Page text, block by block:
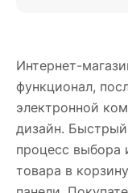
Интернет-
функционал,
электронной
дизайн.
процесс выбора
товара в